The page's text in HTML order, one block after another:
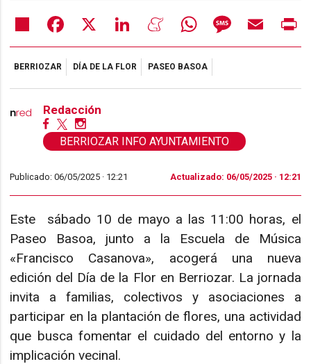
Share Facebook LinkedIn MeneameWhatsAppMessageEmail
BERRIOZAR DÍA DE LA FLOR PASEO BASOA
Redacción
BERRIOZAR INFO AYUNTAMIENTO
Publicado: 06/05/2025 · 12:21 Actualizado: 06/05/2025 · 12:21
Este sábado 10 de mayo a las 11:00 horas, el
Paseo Basoa, junto a la Escuela de Música
«Francisco Casanova», acogerá una nueva
edición del Día de la Flor en Berriozar. La jornada
invita a familias, colectivos y asociaciones a
participar en la plantación de flores, una actividad
que busca fomentar el cuidado del entorno y la
implicación vecinal.